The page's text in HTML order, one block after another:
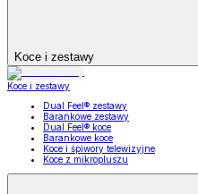
Koce i zestawy
Koce i zestawy
Dual Feel® zestawy
Barankowe zestawy
Dual Feel® koce
Barankowe koce
Koce i śpiwory telewizyjne
Koce z mikropluszu